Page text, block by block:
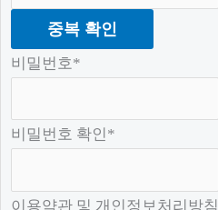
중복 확인
비밀번호*
비밀번호 확인*
이용약관 및 개인정보처리방침